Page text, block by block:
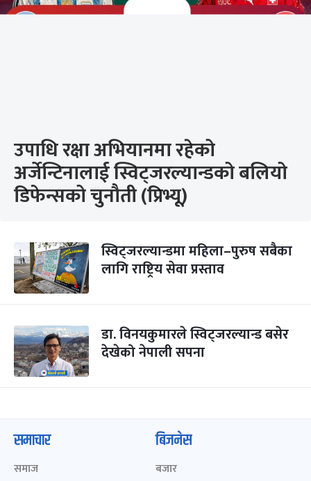
उपाधि रक्षा अभियानमा रहेको
अर्जेन्टिनालाई स्विट्जरल्यान्डको बलियो
डिफेन्सको चुनौती (प्रिभ्यू)
स्विट्जरल्यान्डमा महिला–पुरुष सबैका
लागि राष्ट्रिय सेवा प्रस्ताव
डा. विनयकुमारले स्विट्जरल्यान्ड बसेर
देखेको नेपाली सपना
समाचार
समाज
बिजनेस
बजार